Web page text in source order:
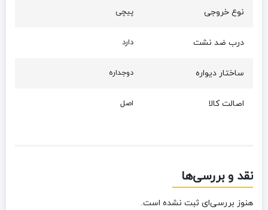
نوع خروجی پیچی
درب ضد نشت دارد
ساختار دیواره دوجداره
اصالت کالا اصل
نقد و بررسی‌ها
هنوز بررسی‌ای ثبت نشده است.